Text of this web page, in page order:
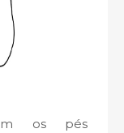
os pés